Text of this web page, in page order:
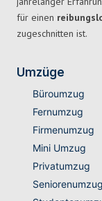
für einen
zugeschnitten ist.
Umzüge
Büroumzug
Fernumzug
Firmenumzug
Mini Umzug
Privatumzug
Seniorenumzug